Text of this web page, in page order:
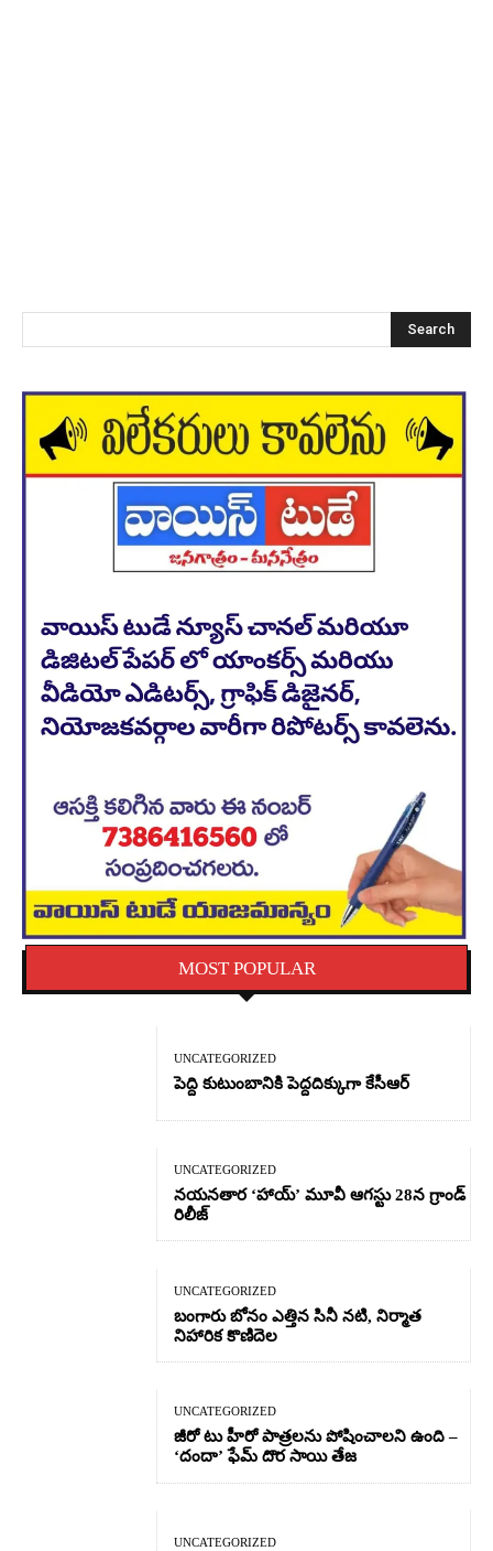
Search
MOST POPULAR
UNCATEGORIZED
పెద్ది కుటుంబానికి పెద్దదిక్కుగా కేసీఆర్
UNCATEGORIZED
నయనతార ‘హాయ్’ మూవీ ఆగస్టు 28న గ్రాండ్
రిలీజ్
UNCATEGORIZED
బంగారు బోనం ఎత్తిన సినీ నటి, నిర్మాత
నిహారిక కొణిదెల
UNCATEGORIZED
జీరో టు హీరో పాత్రలను పోషించాలని ఉంది –
‘దందా’ ఫేమ్ దొర సాయి తేజ
UNCATEGORIZED